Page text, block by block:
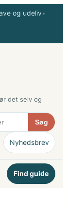
og udeliv•
det selv og
Søg
Nyhedsbrev
Find guide